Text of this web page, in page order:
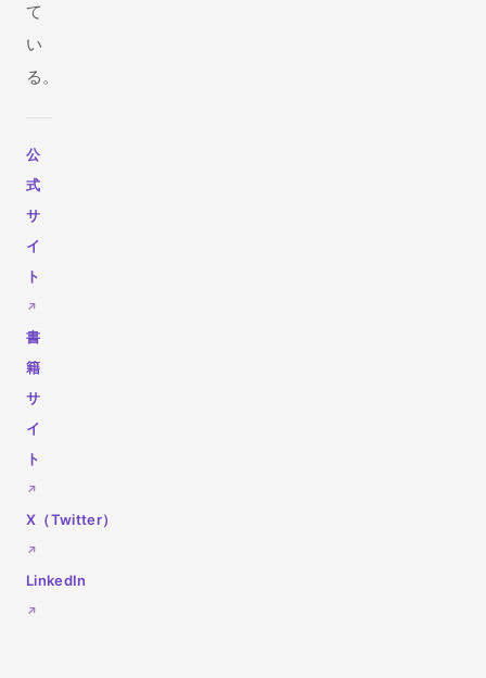
て
い
る。
公
式
サ
イ
ト
書
籍
サ
イ
ト
X（Twitter）
LinkedIn